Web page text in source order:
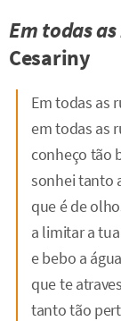
Em todas
Cesariny
Em todas as
em todas as
conheço tão
sonhei tanto
que é de
a limitar a
e bebo a
que te
tanto tão